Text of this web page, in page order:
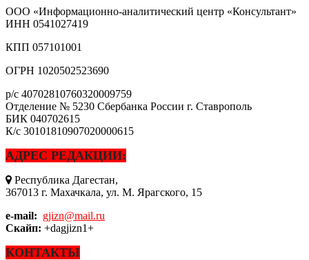
ООО «Информационно-аналитический центр «Консультант»
ИНН 0541027419
КПП 057101001
ОГРН 1020502523690
р/с 40702810760320009759
Отделение № 5230 Сбербанка России г. Ставрополь
БИК 040702615
К/с 30101810907020000615
АДРЕС РЕДАКЦИИ:
Республика Дагестан,
367013 г. Махачкала, ул. М. Ярагского, 15
e-mail: gjizn@mail.ru
Скайп: +dagjizn1+
КОНТАКТЫ